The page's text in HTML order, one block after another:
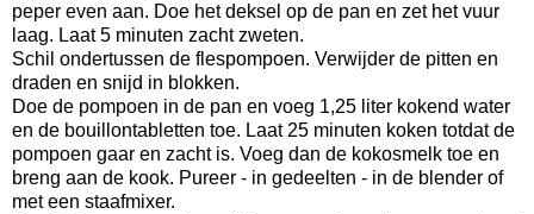
peper even aan. Doe het deksel op de pan en zet het vuur
laag. Laat 5 minuten zacht zweten.
Schil ondertussen de flespompoen. Verwijder de pitten en
draden en snijd in blokken.
Doe de pompoen in de pan en voeg 1,25 liter kokend water
en de bouillontabletten toe. Laat 25 minuten koken totdat de
pompoen gaar en zacht is. Voeg dan de kokosmelk toe en
breng aan de kook. Pureer - in gedeelten - in de blender of
met een staafmixer.